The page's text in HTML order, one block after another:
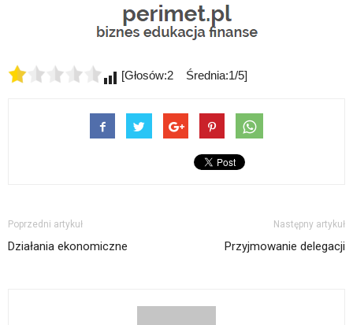
[Głosów:2 Średnia:1/5]
Poprzedni artykuł
Działania ekonomiczne
Następny artykuł
Przyjmowanie delegacji